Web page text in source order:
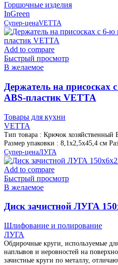
Горшочные изделия
InGreen
Супер-ценаVETTA
Add to compare
Быстрый просмотр
В желаемое
Держатель на
ABS-пластик VETTA
Товары для кухни
VETTA
Тип товара : Крючок хозяйственный
Размер упаковки : 8,1х2,5х45,4 см
Супер-ценаЛУГА
Add to compare
Быстрый просмотр
В желаемое
Диск зачистной ЛУГА
Шлифование и полирование
ЛУГА
Обдирочные круги, используемые
наплывов и неровностей на
зачистные круги по металлу,